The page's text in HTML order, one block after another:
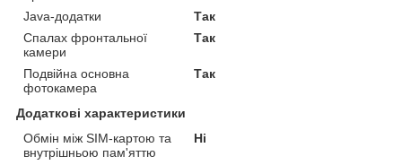
Java-додатки
Так
Спалах фронтальної
камери
Так
Подвійна основна
фотокамера
Так
Додаткові характеристики
Обмін між SIM-картою та
внутрішньою пам'яттю
Ні